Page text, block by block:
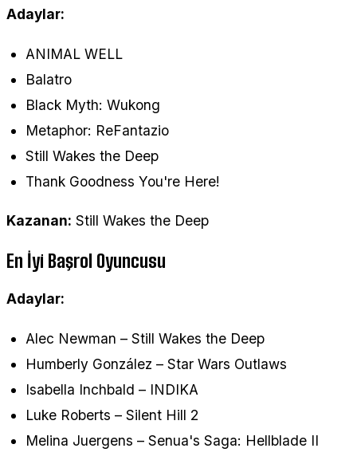
Adaylar:
ANIMAL WELL
Balatro
Black Myth: Wukong
Metaphor: ReFantazio
Still Wakes the Deep
Thank Goodness You're Here!
Kazanan: Still Wakes the Deep
En İyi Başrol Oyuncusu
Adaylar:
Alec Newman – Still Wakes the Deep
Humberly González – Star Wars Outlaws
Isabella Inchbald – INDIKA
Luke Roberts – Silent Hill 2
Melina Juergens – Senua's Saga: Hellblade II